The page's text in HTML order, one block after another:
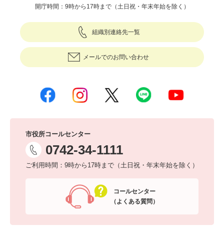
開庁時間：9時から17時まで（土日祝・年末年始を除く）
組織別連絡先一覧
メールでのお問い合わせ
市役所コールセンター
0742-34-1111
ご利用時間：9時から17時まで（土日祝・年末年始を除く）
コールセンター
（よくある質問）